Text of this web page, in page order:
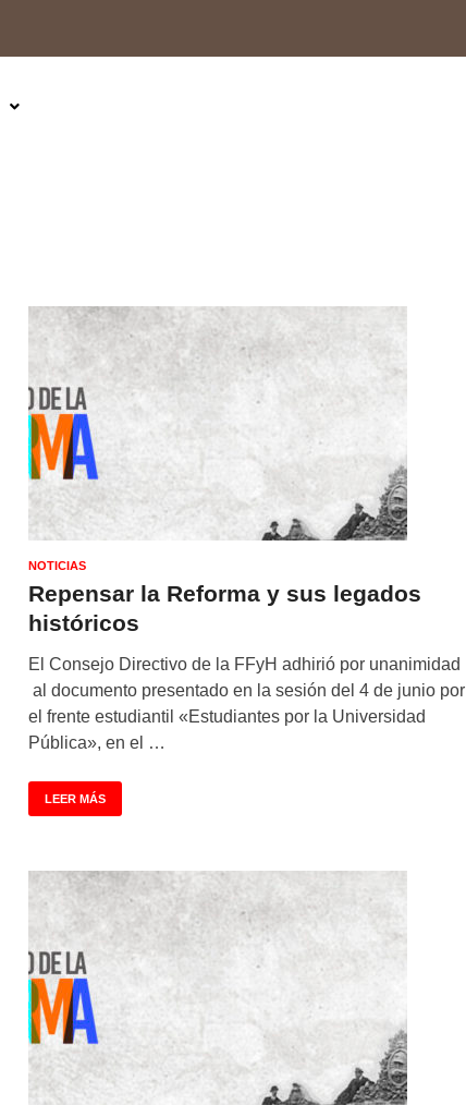
NOTICIAS
Repensar la Reforma y sus legados
históricos
El Consejo Directivo de la FFyH adhirió por unanimidad
al documento presentado en la sesión del 4 de junio por
el frente estudiantil «Estudiantes por la Universidad
Pública», en el …
LEER MÁS